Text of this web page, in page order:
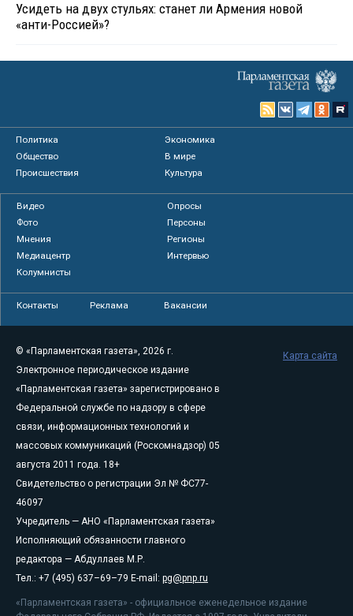
Усидеть на двух стульях: станет ли Армения новой
«анти-Россией»?
Политика
Экономика
Общество
В мире
Происшествия
Культура
Видео
Опросы
Фото
Персоны
Мнения
Регионы
Медиацентр
Интервью
Колумнисты
Контакты Реклама Вакансии
© «Парламентская газета», 2026 г.
Электронное периодическое издание
«Парламентская газета» зарегистрировано в
Федеральной службе по надзору в сфере
связи, информационных технологий и
массовых коммуникаций (Роскомнадзор) 05
августа 2011 года. 18+
Свидетельство о регистрации Эл № ФС77-
46097
Учредитель — АНО «Парламентская газета»
Исполняющий обязанности главного
редактора — Абдуллаев М.Р.
Тел.: +7 (495) 637–69–79 E-mail: pg@pnp.ru
«Парламентская газета» - официальное еженедельное издание
Карта сайта